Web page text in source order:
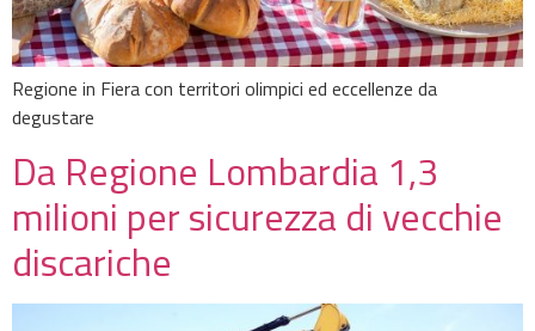
Regione in Fiera con territori olimpici ed eccellenze da
degustare
Da Regione Lombardia 1,3
milioni per sicurezza di vecchie
discariche